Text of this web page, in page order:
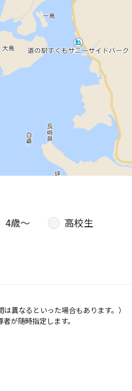
4歳〜
高校生
異なるといった場合もあります。）
が随時指定します。